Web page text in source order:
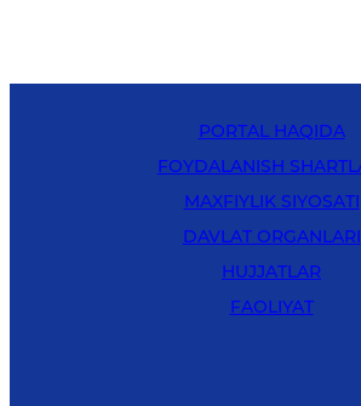
PORTAL HAQIDA
FOYDALANISH
MAXFIYLIK SIYOSATI
DAVLAT ORGANLARI
HUJJATLAR
FAOLIYAT